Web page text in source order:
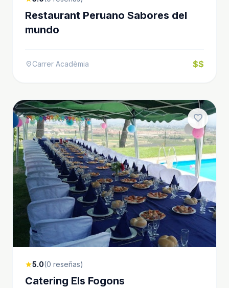
Restaurant Peruano Sabores del
mundo
location_onCarrer Acadèmia $$
favorite
star5.0(0 reseñas)
Catering Els Fogons